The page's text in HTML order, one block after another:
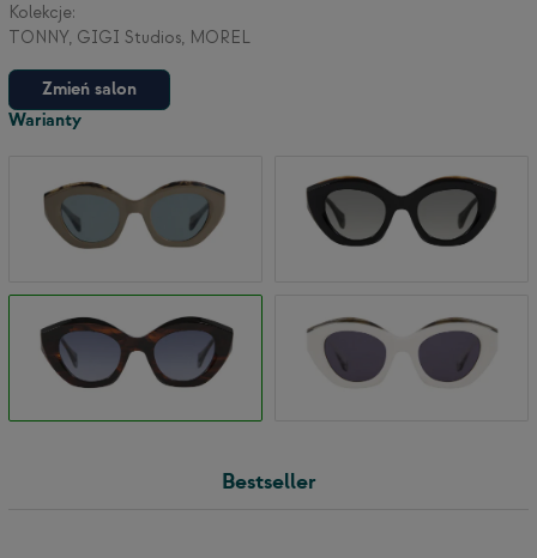
Zmień salon
Kolekcje:
TONNY, GIGI Studios, MOREL
Warianty
Bestseller